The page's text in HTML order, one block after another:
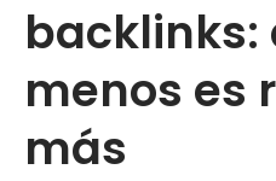
backlinks:
menos es
más